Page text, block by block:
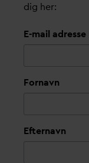
dig her:
E-mail adresse
Fornavn
Efternavn